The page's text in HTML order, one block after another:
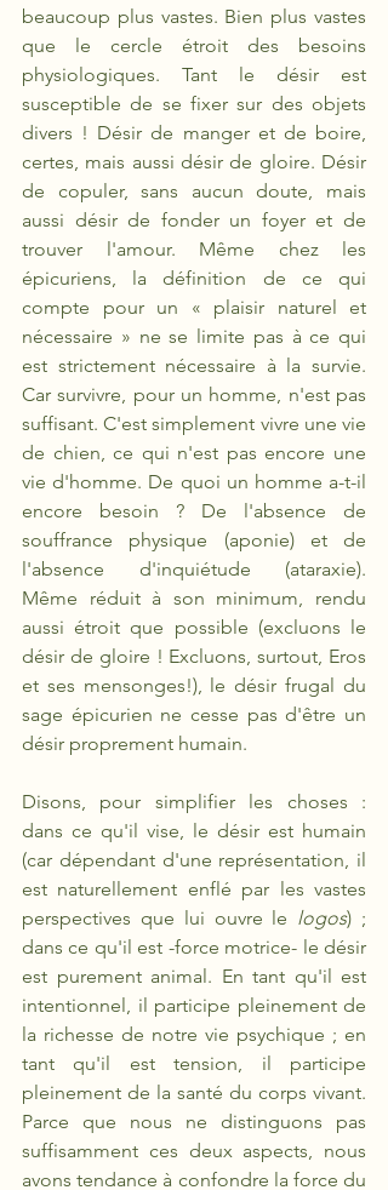
beaucoup plus vastes. Bien plus vastes
que le cercle étroit des besoins
physiologiques. Tant le désir est
susceptible de se fixer sur des objets
divers ! Désir de manger et de boire,
certes, mais aussi désir de gloire. Désir
de copuler, sans aucun doute, mais
aussi désir de fonder un foyer et de
trouver l'amour. Même chez les
épicuriens, la définition de ce qui
compte pour un « plaisir naturel et
nécessaire » ne se limite pas à ce qui
est strictement nécessaire à la survie.
Car survivre, pour un homme, n'est pas
suffisant. C'est simplement vivre une vie
de chien, ce qui n'est pas encore une
vie d'homme. De quoi un homme a-t-il
encore besoin ? De l'absence de
souffrance physique (aponie) et de
l'absence d'inquiétude (ataraxie).
Même réduit à son minimum, rendu
aussi étroit que possible (excluons le
désir de gloire ! Excluons, surtout, Eros
et ses mensonges!), le désir frugal du
sage épicurien ne cesse pas d'être un
désir proprement humain.
Disons, pour simplifier les choses :
dans ce qu'il vise, le désir est humain
(car dépendant d'une représentation, il
est naturellement enflé par les vastes
perspectives que lui ouvre le logos) ;
dans ce qu'il est -force motrice- le désir
est purement animal. En tant qu'il est
intentionnel, il participe pleinement de
la richesse de notre vie psychique ; en
tant qu'il est tension, il participe
pleinement de la santé du corps vivant.
Parce que nous ne distinguons pas
suffisamment ces deux aspects, nous
avons tendance à confondre la force du